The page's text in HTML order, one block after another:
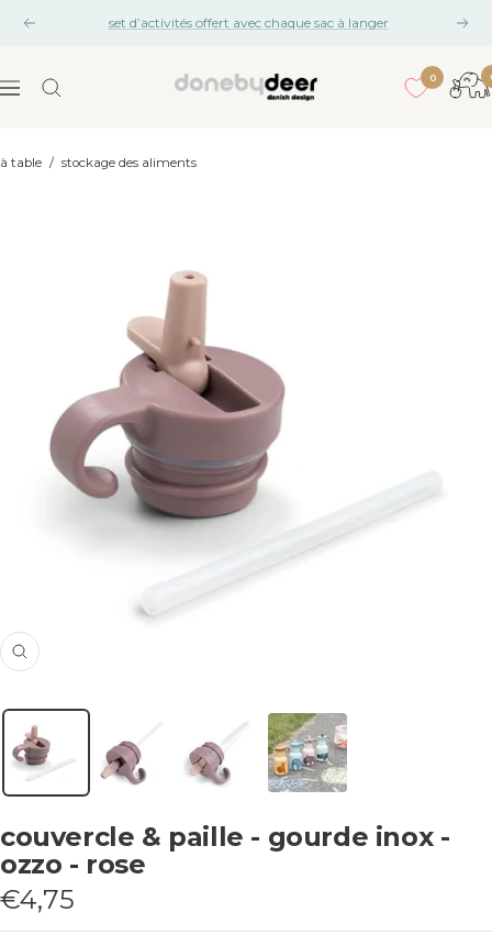
Précédent set d’activités offert avec chaque sac à langer
Navigation
Done
0
à table / stockage des aliments
Zoom
couvercle & paille - gourde inox -
ozzo - rose
Prix
de
€4,75